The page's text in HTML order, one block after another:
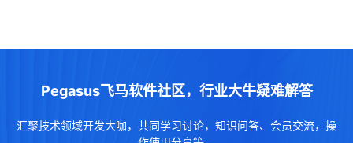
Pegasus飞马软件社区，行业大牛疑难解答
汇聚技术领域开发大咖，共同学习讨论，知识问答、会员交流，操